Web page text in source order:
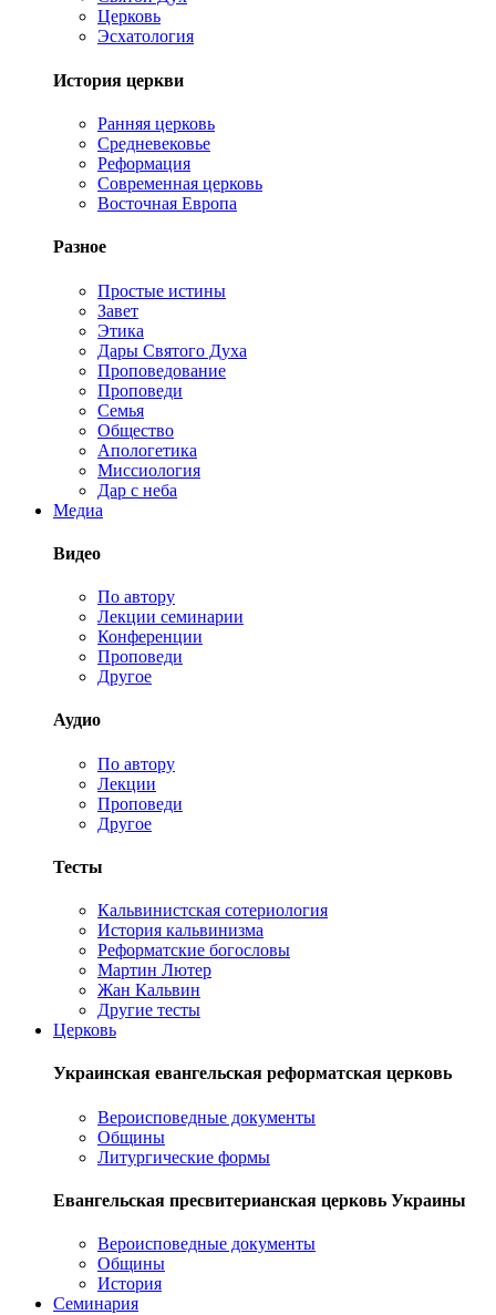
Церковь
Эсхатология
История церкви
Ранняя церковь
Средневековье
Реформация
Современная церковь
Восточная Европа
Разное
Простые истины
Завет
Этика
Дары Святого Духа
Проповедование
Проповеди
Семья
Общество
Апологетика
Миссиология
Дар с неба
Медиа
Видео
По автору
Лекции семинарии
Конференции
Проповеди
Другое
Аудио
По автору
Лекции
Проповеди
Другое
Тесты
Кальвинистская сотериология
История кальвинизма
Реформатские богословы
Мартин Лютер
Жан Кальвин
Другие тесты
Церковь
Украинская евангельская реформатская церковь
Вероисповедные документы
Общины
Литургические формы
Евангельская пресвитерианская церковь Украины
Вероисповедные документы
Общины
История
Семинария